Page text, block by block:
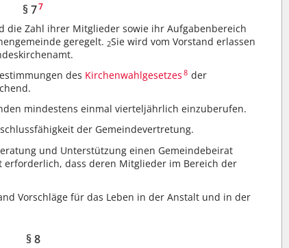
§ 77
die Zahl ihrer Mitglieder sowie ihr Aufgabenbereich
geregelt. 2Sie wird vom Vorstand erlassen
des Kirchenwahlgesetzes 8 der
mindestens einmal vierteljährlich einzuberufen.
der Gemeindevertretung.
und Unterstützung einen Gemeindebeirat
erforderlich, dass deren Mitglieder im Bereich der
Vorschläge für das Leben in der Anstalt und in der
§ 8